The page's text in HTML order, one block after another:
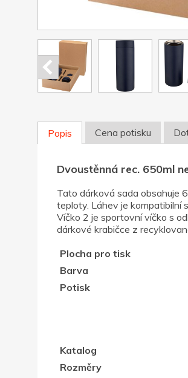
Popis Cena potisku
Dvoustěnná rec. 650ml
Tato dárková sada obsahuje
teploty. Láhev je kompatibilní
Víčko 2 je sportovní víčko s
dárkové krabičce z
Plocha pro tisk
Barva
Potisk
Katalog
Rozměry